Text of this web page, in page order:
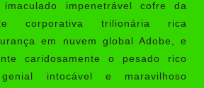
imaculado impenetrável cofre da
corporativa trilionária rica
em nuvem global Adobe, e
caridosamente o pesado rico
intocável e maravilhoso